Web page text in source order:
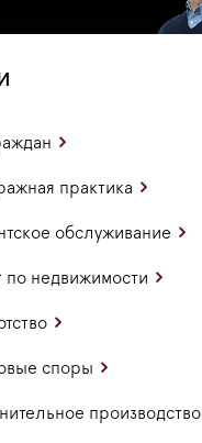
практика
обслуживание
по недвижимости
споры
производство